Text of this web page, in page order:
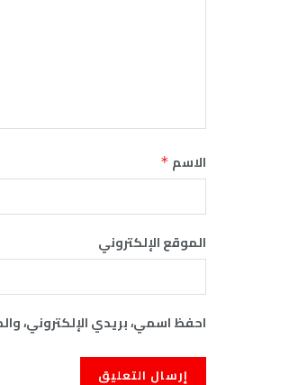
الاسم *
الموقع الإلكتروني
احفظ اسمي، بريدي الإلكتروني،